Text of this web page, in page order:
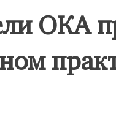
ОКА